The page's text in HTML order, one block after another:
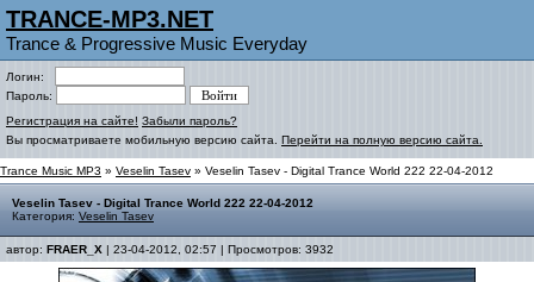
TRANCE-MP3.NET
Trance & Progressive Music Everyday
Логин:
Пароль:
Регистрация на сайте! Забыли пароль?
Вы просматриваете мобильную версию сайта. Перейти на полную версию сайта.
Trance Music MP3 » Veselin Tasev » Veselin Tasev - Digital Trance World 222 22-04-2012
Veselin Tasev - Digital Trance World 222 22-04-2012
Категория: Veselin Tasev
автор: FRAER_X | 23-04-2012, 02:57 | Просмотров: 3932